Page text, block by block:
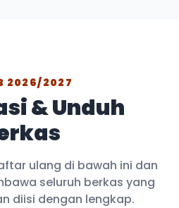
2026/2027
& Unduh
ulang di bawah ini dan
seluruh berkas yang
diisi dengan lengkap.